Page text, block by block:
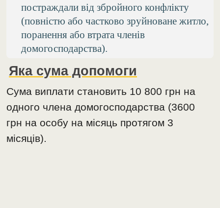
постраждали від збройного конфлікту
(повністю або частково зруйноване житло,
поранення або втрата членів
домогосподарства).
Яка сума допомоги
Сума виплати становить 10 800 грн на
одного члена домогосподарства (3600
грн на особу на місяць протягом 3
місяців).